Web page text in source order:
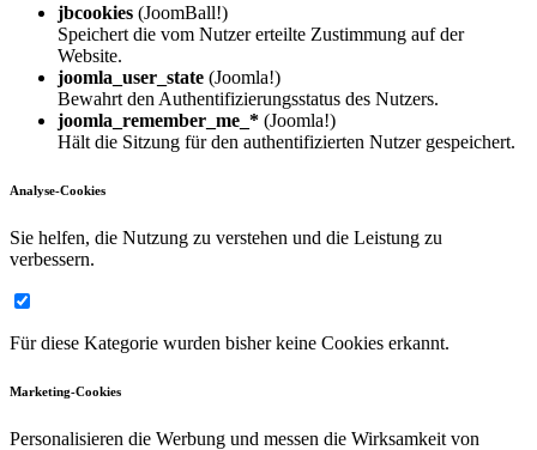
jbcookies (JoomBall!)
Speichert die vom Nutzer erteilte Zustimmung auf der
Website.
joomla_user_state (Joomla!)
Bewahrt den Authentifizierungsstatus des Nutzers.
joomla_remember_me_* (Joomla!)
Hält die Sitzung für den authentifizierten Nutzer gespeichert.
Analyse-Cookies
Sie helfen, die Nutzung zu verstehen und die Leistung zu
verbessern.
Für diese Kategorie wurden bisher keine Cookies erkannt.
Marketing-Cookies
Personalisieren die Werbung und messen die Wirksamkeit von